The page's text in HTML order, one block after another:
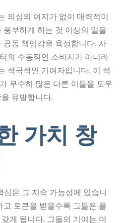
의심의 여지가 없이 매력적이
부하게 하는 것 이상의 일을
동 책임감을 육성합니다. 사
의 수동적인 소비자가 아니라
적극적인 기여자입니다. 이 적
무수히 많은 다른 이들을 도우
유발합니다.
가치 창
은 그 지속 가능성에 있습니
토큰을 받을수록 그들은 플
게 됩니다. 그들의 기여는 더